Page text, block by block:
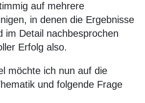
auf mehrere
in denen die Ergebnisse
im Detail nachbesprochen
Erfolg also.
möchte ich nun auf die
und folgende Frage